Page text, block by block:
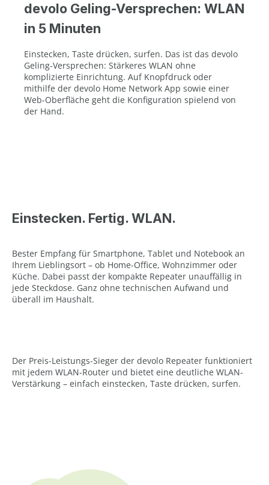
devolo Geling-Versprechen: WLAN
in 5 Minuten
Einstecken, Taste drücken, surfen. Das ist das devolo
Geling-Versprechen: Stärkeres WLAN ohne
komplizierte Einrichtung. Auf Knopfdruck oder
mithilfe der devolo Home Network App sowie einer
Web-Oberfläche geht die Konfiguration spielend von
der Hand.
Einstecken. Fertig. WLAN.
Bester Empfang für Smartphone, Tablet und Notebook an
Ihrem Lieblingsort – ob Home-Office, Wohnzimmer oder
Küche. Dabei passt der kompakte Repeater unauffällig in
jede Steckdose. Ganz ohne technischen Aufwand und
überall im Haushalt.
Der Preis-Leistungs-Sieger der devolo Repeater funktioniert
mit jedem WLAN-Router und bietet eine deutliche WLAN-
Verstärkung – einfach einstecken, Taste drücken, surfen.